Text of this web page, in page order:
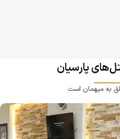
پارسیان
به میهمان است